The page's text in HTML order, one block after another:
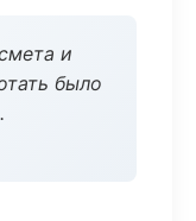
и
было